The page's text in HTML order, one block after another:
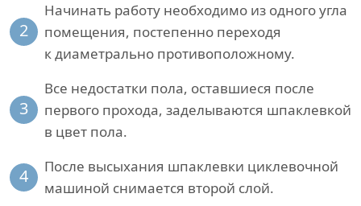
2
Начинать работу необходимо из одного угла
помещения, постепенно переходя
к диаметрально противоположному.
3
Все недостатки пола, оставшиеся после
первого прохода, заделываются шпаклевкой
в цвет пола.
4
После высыхания шпаклевки циклевочной
машиной снимается второй слой.